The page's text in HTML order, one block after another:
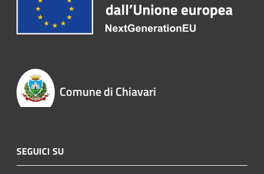
Comune di Chiavari
SEGUICI SU